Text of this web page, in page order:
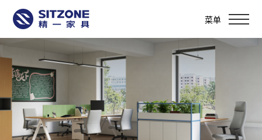
菜单